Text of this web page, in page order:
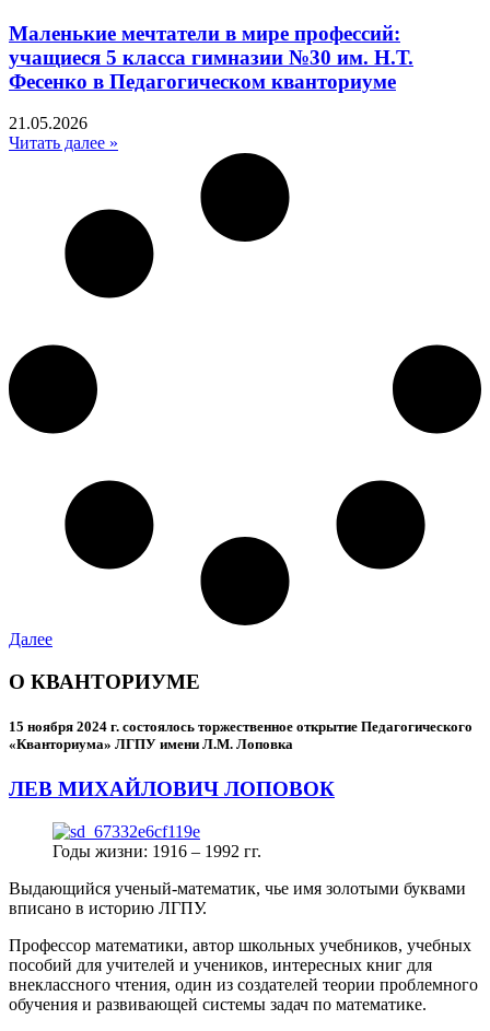
Маленькие мечтатели в мире профессий:
учащиеся 5 класса гимназии №30 им. Н.Т.
Фесенко в Педагогическом кванториуме
21.05.2026
Читать далее »
Далее
О КВАНТОРИУМЕ
15 ноября 2024 г. состоялось торжественное открытие Педагогического
«Кванториума» ЛГПУ имени Л.М. Лоповка
ЛЕВ МИХАЙЛОВИЧ ЛОПОВОК
Годы жизни: 1916 – 1992 гг.
Выдающийся ученый-математик, чье имя золотыми буквами
вписано в историю ЛГПУ.
Профессор математики, автор школьных учебников, учебных
пособий для учителей и учеников, интересных книг для
внеклассного чтения, один из создателей теории проблемного
обучения и развивающей системы задач по математике.